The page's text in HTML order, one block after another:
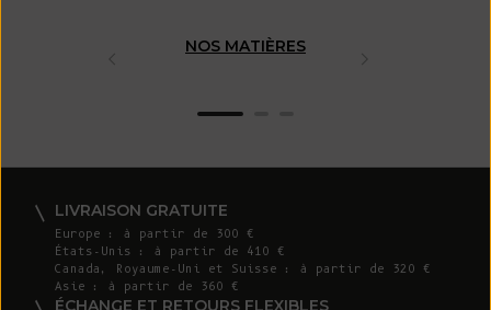
NOS MATIÈRES
LIVRAISON GRATUITE
Europe : à partir de 300 €
États-Unis : à partir de 410 €
Canada, Royaume-Uni et Suisse : à partir de 320 €
Asie : à partir de 360 €
ÉCHANGE ET RETOURS FLEXIBLES